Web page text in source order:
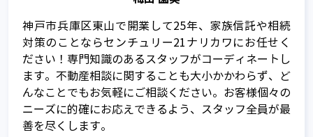
家族信託とは
家族信託が注目される背景
信託って何？
家族信託の基本的な仕組み
神戸市兵庫区東山で開業して25年、家族信託や相続
対策のことならセンチュリー21ナリカワにお任せく
ださい！専門知識のあるスタッフがコーディネートし
ます。不動産相談に関することも大小かかわらず、ど
んなことでもお気軽にご相談ください。お客様個々の
ニーズに的確にお応えできるよう、スタッフ全員が最
善を尽くします。